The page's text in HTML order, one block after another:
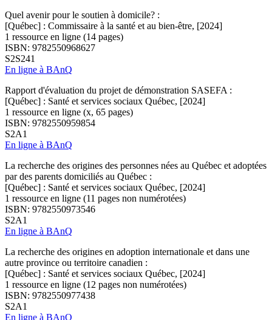
Quel avenir pour le soutien à domicile? :
[Québec] : Commissaire à la santé et au bien-être, [2024]
1 ressource en ligne (14 pages)
ISBN: 9782550968627
S2S241
En ligne à BAnQ
Rapport d'évaluation du projet de démonstration SASEFA :
[Québec] : Santé et services sociaux Québec, [2024]
1 ressource en ligne (x, 65 pages)
ISBN: 9782550959854
S2A1
En ligne à BAnQ
La recherche des origines des personnes nées au Québec et adoptées
par des parents domiciliés au Québec :
[Québec] : Santé et services sociaux Québec, [2024]
1 ressource en ligne (11 pages non numérotées)
ISBN: 9782550973546
S2A1
En ligne à BAnQ
La recherche des origines en adoption internationale et dans une
autre province ou territoire canadien :
[Québec] : Santé et services sociaux Québec, [2024]
1 ressource en ligne (12 pages non numérotées)
ISBN: 9782550977438
S2A1
En ligne à BAnQ